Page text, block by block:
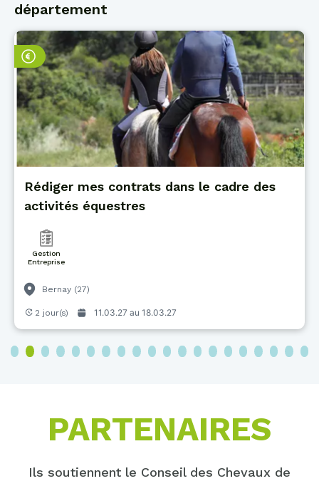
département
Rédiger mes contrats dans le cadre des
activités équestres
Gestion
Entreprise
Bernay (27)
2 jour(s) 11.03.27 au 18.03.27
3 4 5 6 7 8 9 10 11 12 13 14 15 16 17 18 19 20
PARTENAIRES
Ils soutiennent le Conseil des Chevaux de